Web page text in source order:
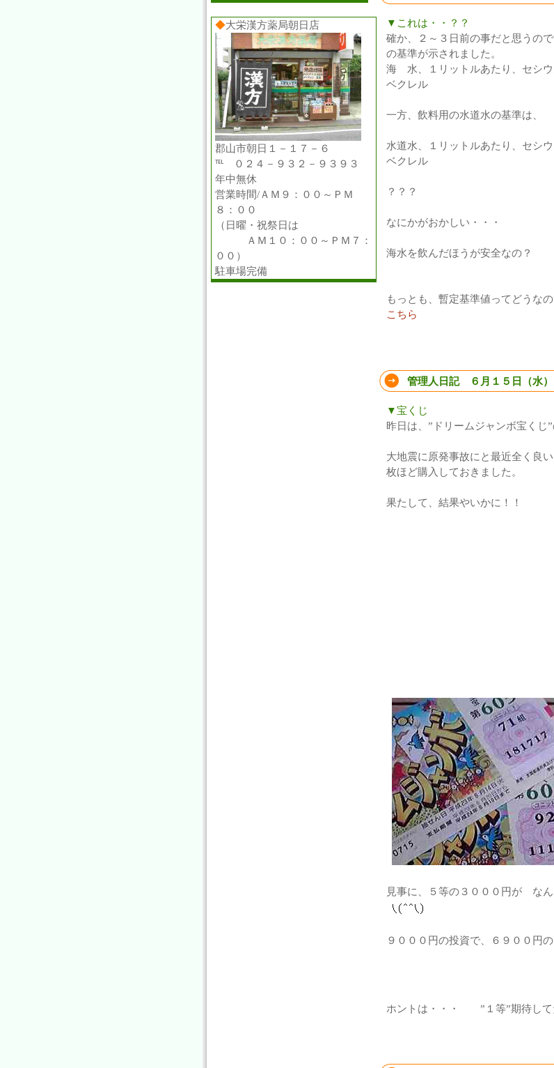
▼これは・・？？
確か、２～３日前の事だと思うの
の基準が示されました。
海 水、１リットルあたり、セシ
ベクレル
一方、飲料用の水道水の基準は、
水道水、１リットルあたり、セシ
ベクレル
？？？
なにかがおかしい・・・
海水を飲んだほうが安全なの？
もっとも、暫定基準値ってどうな
こちら
管理人日記 ６月１５日（水）
▼宝くじ
昨日は、”ドリームジャンボ宝くじ”
大地震に原発事故にと最近全く良
枚ほど購入しておきました。
果たして、結果やいかに！！
見事に、５等の３０００円が なん
９０００円の投資で、６９００円
ホントは・・・ ”１等”期待して
◆大栄漢方薬局朝日店
郡山市朝日１－１７－６
℡ ０２４－９３２－９３９３
年中無休
営業時間/ＡＭ９：００～ＰＭ
８：００
（日曜・祝祭日は
ＡＭ１０：００～ＰＭ７：
００）
駐車場完備